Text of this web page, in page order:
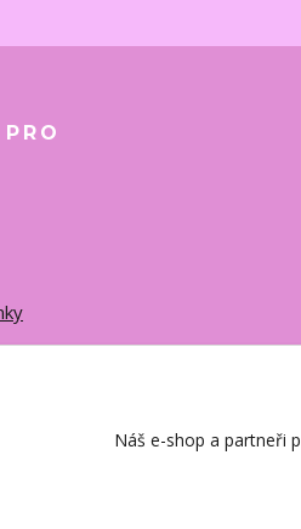
Náš e-shop a partneři